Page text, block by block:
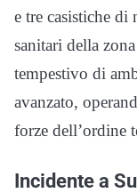
e tre casistiche di
sanitari della
tempestivo di
avanzato,
forze dell’ordine
Incidente a